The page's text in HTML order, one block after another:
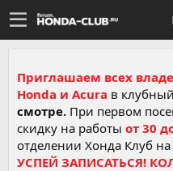
Приглашаем всех
Honda и Acura в
смотре. При первом
скидку на работы от 30
отделении Хонда Клуб
УСПЕЙ ЗАПИСАТЬСЯ!